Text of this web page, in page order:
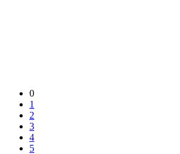
0
1
2
3
4
5